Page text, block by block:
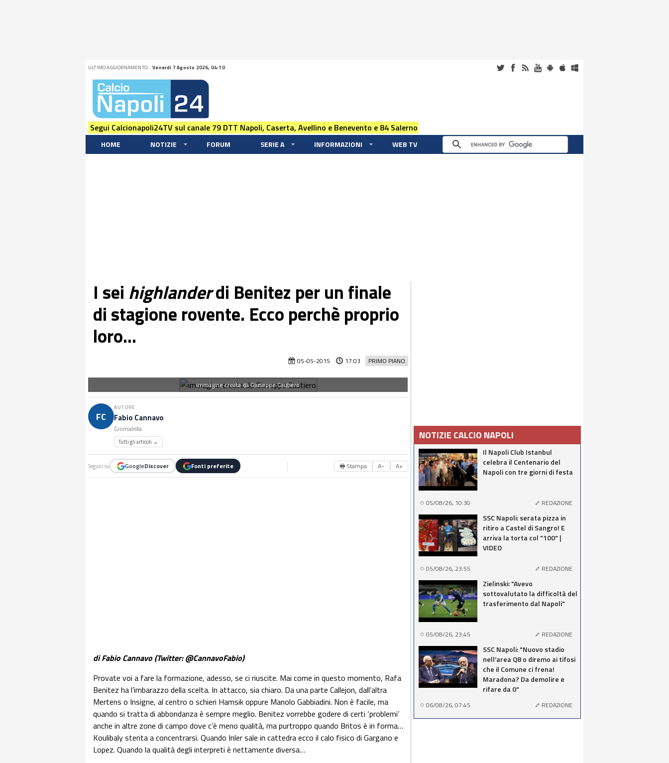
ULTIMO AGGIORNAMENTO: Venerdi 7 Agosto 2026, 04:10
Segui Calcionapoli24TV sul canale 79 DTT Napoli, Caserta, Avellino e Benevento e 84 Salerno
HOME NOTIZIE FORUM SERIE A INFORMAZIONI WEB TV
I sei highlanderdi Benitez per un finale
di stagione rovente. Ecco perchè proprio
loro...
PRIMO PIANO
05-05-2015 17:03
immagine creata da Giuseppe Cautiero
FC
AUTORE
Fabio Cannavo
Giornalista
Tutti gli articoli →
Seguici su GoogleDiscover Fonti preferite 🖶 Stampa A− A+
di Fabio Cannavo (Twitter: @CannavoFabio)
Provate voi a fare la formazione, adesso, se ci riuscite. Mai come in questo momento, Rafa
Benitez ha l’imbarazzo della scelta. In attacco, sia chiaro. Da una parte Callejon, dall’altra
Mertens o Insigne, al centro o schieri Hamsik oppure Manolo Gabbiadini. Non è facile, ma
quando si tratta di abbondanza è sempre meglio. Benitez vorrebbe godere di certi ‘problemi’
anche in altre zone di campo dove c’è meno qualità, ma purtroppo quando Britos è in forma…
Koulibaly stenta a concentrarsi. Quando Inler sale in cattedra ecco il calo fisico di Gargano e
Lopez. Quando la qualità degli interpreti è nettamente diversa…
NOTIZIE CALCIO NAPOLI
Il Napoli Club Istanbul
celebra il Centenario del
Napoli con tre giorni di festa
05/08/26, 10:30 REDAZIONE
SSC Napoli: serata pizza in
ritiro a Castel di Sangro! E
arriva la torta col "100" |
VIDEO
05/08/26, 23:55 REDAZIONE
Zielinski: "Avevo
sottovalutato la difficoltà del
trasferimento dal Napoli"
05/08/26, 23:45 REDAZIONE
SSC Napoli: "Nuovo stadio
nell'area Q8 o diremo ai tifosi
che il Comune ci frena!
Maradona? Da demolire e
rifare da 0"
06/08/26, 07:45 REDAZIONE